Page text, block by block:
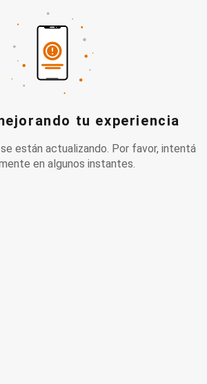
tu experiencia
están actualizando. Por favor, intentá
en algunos instantes.